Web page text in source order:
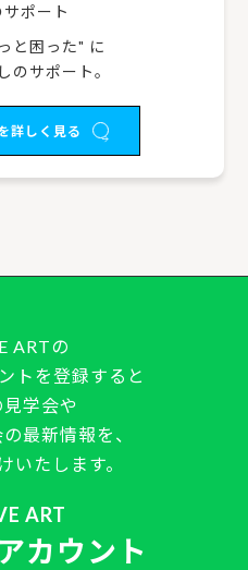
ポート
と困った" に
のサポート。
詳しく見る
ARTの
トを登録すると
学会や
最新情報を、
いたします。
ART
カウント